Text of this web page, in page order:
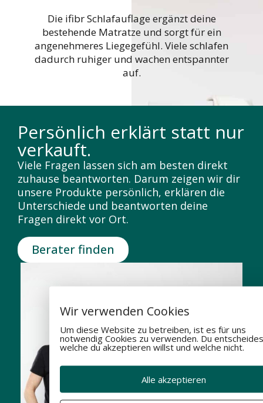
Die ifibr Schlafauflage ergänzt deine
bestehende Matratze und sorgt für ein
angenehmeres Liegegefühl. Viele schlafen
dadurch ruhiger und wachen entspannter
auf.
Persönlich erklärt statt nur
verkauft.
Viele Fragen lassen sich am besten direkt
zuhause beantworten. Darum zeigen wir dir
unsere Produkte persönlich, erklären die
Unterschiede und beantworten deine
Fragen direkt vor Ort.
Berater finden
Wir verwenden Cookies
Um diese Website zu betreiben, ist es für uns
notwendig Cookies zu verwenden. Du
welche du akzeptieren willst und welche nicht.
Alle akzeptieren